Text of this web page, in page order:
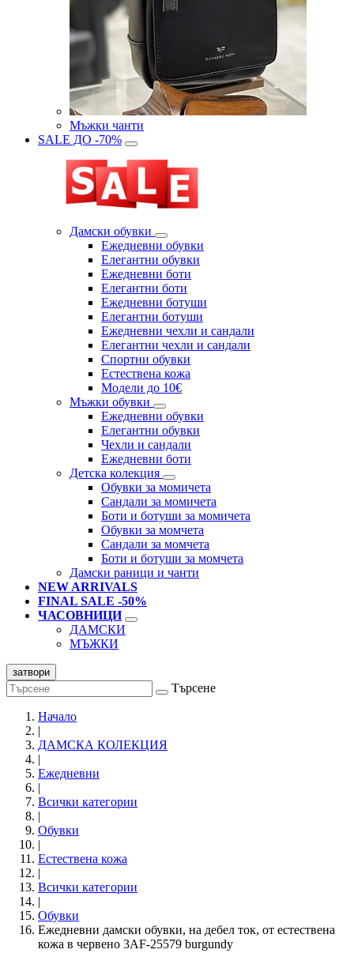
Мъжки чанти
SALE ДО -70%
Дамски обувки
Eжедневни обувки
Eлегантни обувки
Eжедневни боти
Eлегантни боти
Eжедневни ботуши
Eлегантни ботуши
Ежедневни чехли и сандали
Елегантни чехли и сандали
Спортни обувки
Естествена кожа
Модели до 10€
Мъжки обувки
Ежедневни обувки
Елегантни обувки
Чехли и сандали
Ежедневни боти
Детска колекция
Обувки за момичета
Сандали за момичета
Боти и ботуши за момичета
Обувки за момчета
Сандали за момчета
Боти и ботуши за момчета
Дамски раници и чанти
NEW ARRIVALS
FINAL SALE -50%
ЧАСОВНИЦИ
ДАМСКИ
МЪЖКИ
затвори
Търсене
Начало
|
ДАМСКА КОЛЕКЦИЯ
|
Ежедневни
|
Всички категории
|
Обувки
|
Естествена кожа
|
Всички категории
|
Обувки
Ежедневни дамски обувки, на дебел ток, от естествена
кожа в червено 3AF-25579 burgundy